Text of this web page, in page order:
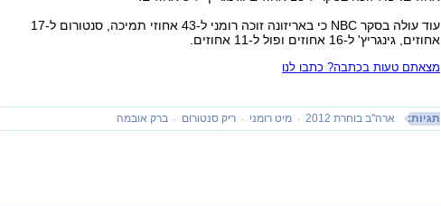
עוד עולה בסקר NBC כי באריזונה זוכה רומני ל-43 אחוזי תמיכה, סנטורום ל-17
אחוזים, גינגריץ' ל-16 אחוזים ופול ל-11 אחוזים.
מצאתם טעות בכתבה? כתבו לנו
תגיות: ארה"ב בוחרת 2012 מיט רומני ריק סנטורום ברק אובמה